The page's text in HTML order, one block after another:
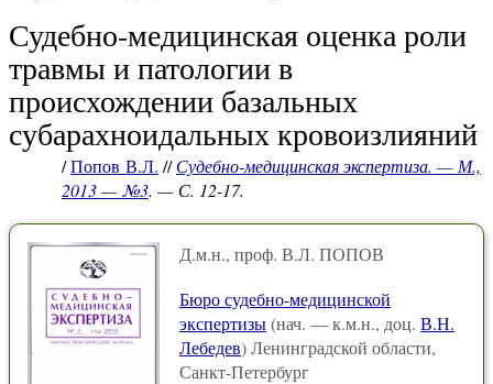
Судебно-медицинская оценка роли
травмы и патологии в
происхождении базальных
субарахноидальных кровоизлияний
/Попов В.Л. //Судебно-медицинская экспертиза. — М.,
2013 — №3. — С. 12-17.
Д.м.н., проф. В.Л. ПОПОВ
Бюро судебно-медицинской
экспертизы(нач. — к.м.н., доц. В.Н.
Лебедев) Ленинградской области,
Санкт-Петербург